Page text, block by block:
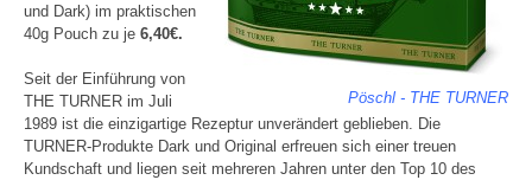
Pöschl - THE TURNER
und Dark) im praktischen
40g Pouch zu je 6,40€.
Seit der Einführung von
THE TURNER im Juli
1989 ist die einzigartige Rezeptur unverändert geblieben. Die
TURNER-Produkte Dark und Original erfreuen sich einer treuen
Kundschaft und liegen seit mehreren Jahren unter den Top 10 des